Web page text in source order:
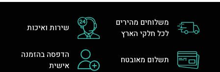
משלוחים מהירים
לכל חלקי הארץ
שירות ואיכות
תשלום מאובטח
הדפסה בהזמנה
אישית